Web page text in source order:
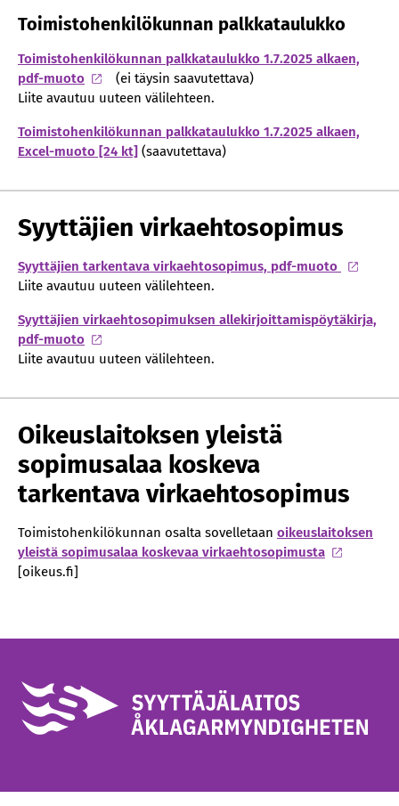
Toimistohenkilökunnan palkkataulukko
Toimistohenkilökunnan palkkataulukko 1.7.2025 alkaen,
pdf-muoto
(ei täysin saavutettava)
Liite avautuu uuteen välilehteen.
Toimistohenkilökunnan palkkataulukko 1.7.2025 alkaen,
Excel-muoto [24 kt] (saavutettava)
Syyttäjien virkaehtosopimus
Syyttäjien tarkentava virkaehtosopimus, pdf-muoto
Liite avautuu uuteen välilehteen.
Syyttäjien virkaehtosopimuksen allekirjoittamispöytäkirja,
pdf-muoto
Liite avautuu uuteen välilehteen.
Oikeuslaitoksen yleistä
sopimusalaa koskeva
tarkentava virkaehtosopimus
Toimistohenkilökunnan osalta sovelletaan oikeuslaitoksen
yleistä sopimusalaa koskevaa virkaehtosopimusta
[oikeus.fi]